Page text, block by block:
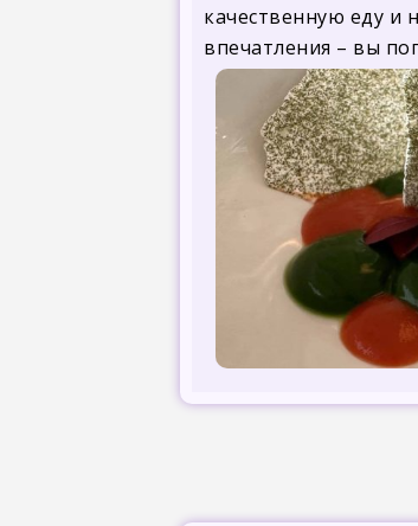
качественную еду и
впечатления – вы